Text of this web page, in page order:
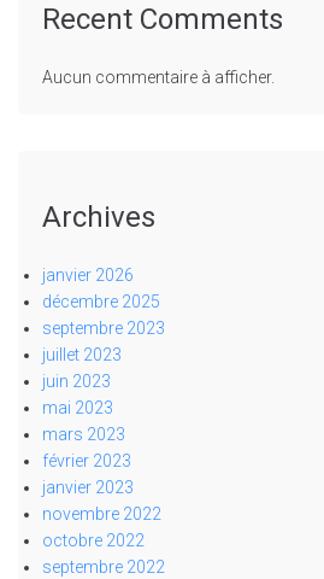
Recent Comments
Aucun commentaire à afficher.
Archives
janvier 2026
décembre 2025
septembre 2023
juillet 2023
juin 2023
mai 2023
mars 2023
février 2023
janvier 2023
novembre 2022
octobre 2022
septembre 2022